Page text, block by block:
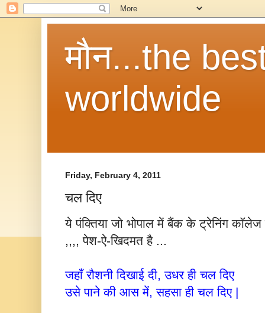
मौन...the
worldwide
Friday, February 4, 2011
चल दिए
ये पंक्तिया जो भोपाल में बैंक के ट्रेनिंग कॉलेज
,,,, पेश-ऐ-खिदमत है ...
जहाँ रौशनी दिखाई दी, उधर ही चल दिए
उसे पाने की आस में, सहसा ही चल दिए |